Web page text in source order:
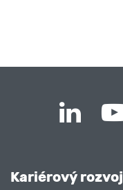
Kariérový rozvoj